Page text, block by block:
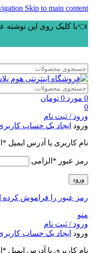
Skip to main content
👈با کلیک روی این نوشته
0 مورد 0 تومان
0
ورود / ثبت نام
ورود ایجاد یک حساب
نام کاربری یا آدرس ایمیل *
رمز عبور * الزامی
ورود
رمز عبور را فراموش کرده
منو
ورود / ثبت نام
ورود ایجاد یک حساب
نام کاربری یا آدرس ایمیل *